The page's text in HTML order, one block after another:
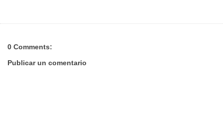
0 Comments:
Publicar un comentario